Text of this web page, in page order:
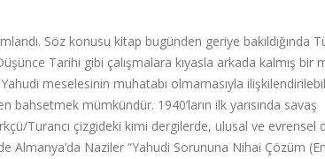
Söz konusu kitap bugünden geriye bakıldığında
Tarihi gibi çalışmalara kıyasla arkada kalmış bir
meselesinin muhatabı olmamasıyla
bahsetmek mümkündür. 1940’ların ilk yarısında savaş
Turancı çizgideki kimi dergilerde, ulusal ve evrensel
Naziler “Yahudi Sorununa Nihai Çözüm